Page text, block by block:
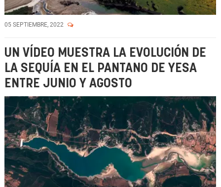
05 SEPTIEMBRE, 2022
UN VÍDEO MUESTRA LA EVOLUCIÓN DE
LA SEQUÍA EN EL PANTANO DE YESA
ENTRE JUNIO Y AGOSTO